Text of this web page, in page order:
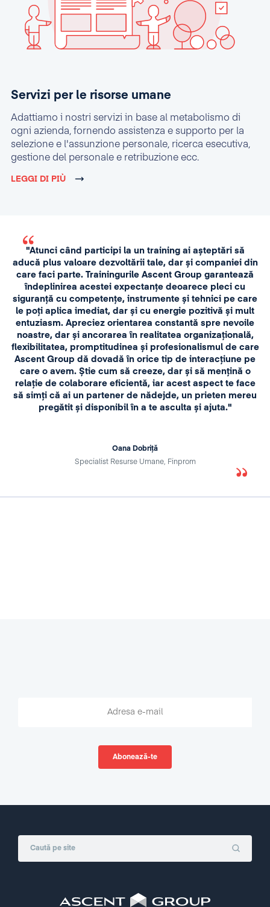
Servizi per le risorse umane
Adattiamo i nostri servizi in base al metabolismo di
ogni azienda, fornendo assistenza e supporto per la
selezione e l'assunzione personale, ricerca esecutiva,
gestione del personale e retribuzione ecc.
LEGGI DI PIÙ
"Atunci când participi la un training ai așteptări să
aducă plus valoare dezvoltării tale, dar și companiei din
care faci parte. Trainingurile Ascent Group garantează
îndeplinirea acestei expectanțe deoarece pleci cu
siguranță cu competențe, instrumente și tehnici pe care
le poți aplica imediat, dar și cu energie pozitivă și mult
entuziasm. Apreciez orientarea constantă spre nevoile
noastre, dar și ancorarea în realitatea organizațională,
flexibilitatea, promptitudinea și profesionalismul de care
Ascent Group dă dovadă în orice tip de interacțiune pe
care o avem. Știe cum să creeze, dar și să mențină o
relație de colaborare eficientă, iar acest aspect te face
să simți că ai un partener de nădejde, un prieten mereu
pregătit și disponibil în a te asculta și ajuta."
Oana Dobriță
Specialist Resurse Umane, Finprom